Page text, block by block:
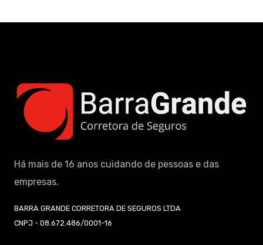
Há mais de 16 anos cuidando de pessoas e das
empresas.
BARRA GRANDE CORRETORA DE SEGUROS LTDA
CNPJ - 08.672.486/0001-16